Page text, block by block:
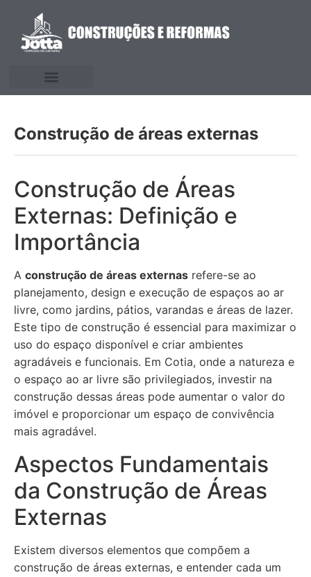
Construção de áreas externas
Construção de Áreas
Externas: Definição e
Importância
A construção de áreas externas refere-se ao
planejamento, design e execução de espaços ao ar
livre, como jardins, pátios, varandas e áreas de lazer.
Este tipo de construção é essencial para maximizar o
uso do espaço disponível e criar ambientes
agradáveis e funcionais. Em Cotia, onde a natureza e
o espaço ao ar livre são privilegiados, investir na
construção dessas áreas pode aumentar o valor do
imóvel e proporcionar um espaço de convivência
mais agradável.
Aspectos Fundamentais
da Construção de Áreas
Externas
Existem diversos elementos que compõem a
construção de áreas externas, e entender cada um